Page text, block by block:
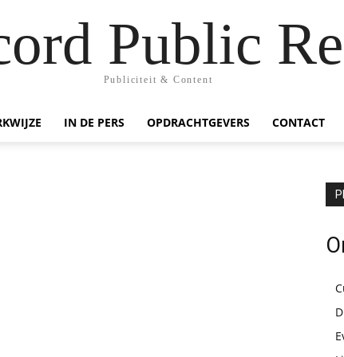
Public
Publiciteit & Content
IN DE PERS OPDRACHTGEVERS CONTACT